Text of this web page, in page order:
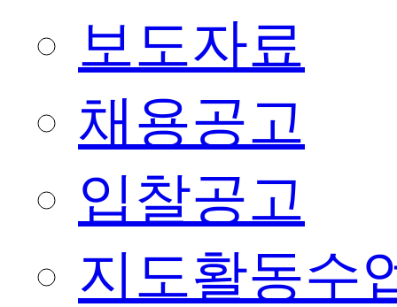
보도자료
채용공고
입찰공고
지도활동수